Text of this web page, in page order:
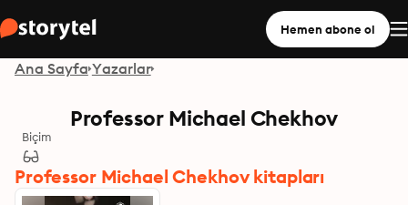
Hemen abone ol
Ana Sayfa Yazarlar
Professor Michael Chekhov
Biçim
Professor Michael Chekhov kitapları